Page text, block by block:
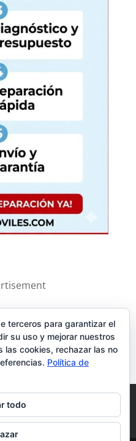
y Privacidad
Mi cuenta
terceros para garantizar el
su uso y mejorar nuestros
las cookies, rechazar las no
Política de
todo